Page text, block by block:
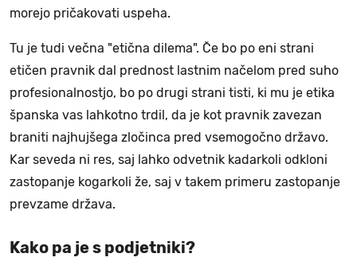
morejo pričakovati uspeha.
Tu je tudi večna "etična dilema". Če bo po eni strani
etičen pravnik dal prednost lastnim načelom pred suho
profesionalnostjo, bo po drugi strani tisti, ki mu je etika
španska vas lahkotno trdil, da je kot pravnik zavezan
braniti najhujšega zločinca pred vsemogočno državo.
Kar seveda ni res, saj lahko odvetnik kadarkoli odkloni
zastopanje kogarkoli že, saj v takem primeru zastopanje
prevzame država.
Kako pa je s podjetniki?